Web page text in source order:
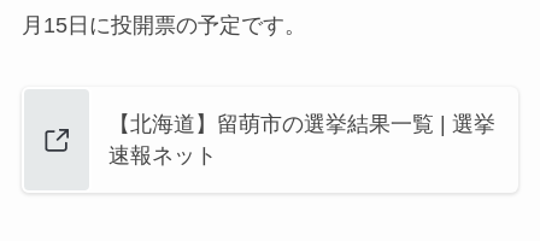
月15日に投開票の予定です。
【北海道】留萌市の選挙結果一覧 | 選挙
速報ネット